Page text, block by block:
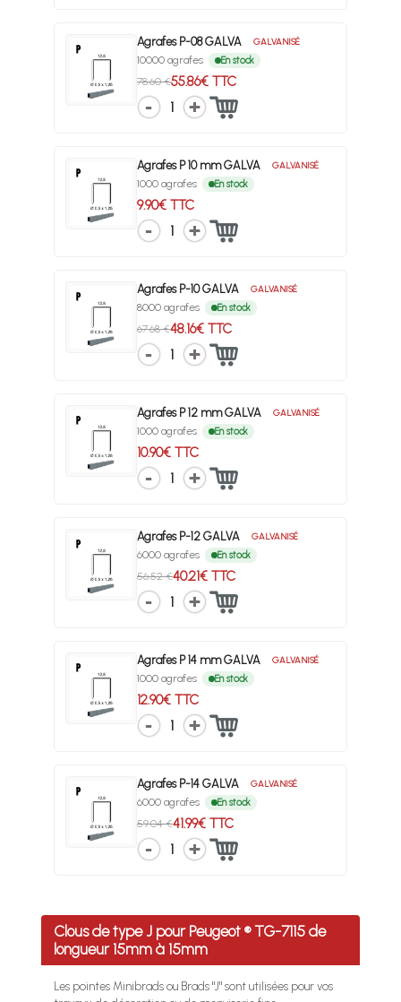
Agrafes P-08 GALVA GALVANISÉ
10000 agrafes En stock
78.60 €55.86€ TTC
1
Agrafes P 10 mm GALVA GALVANISÉ
1000 agrafes En stock
9.90€ TTC
1
Agrafes P-10 GALVA GALVANISÉ
8000 agrafes En stock
67.68 €48.16€ TTC
1
Agrafes P 12 mm GALVA GALVANISÉ
1000 agrafes En stock
10.90€ TTC
1
Agrafes P-12 GALVA GALVANISÉ
6000 agrafes En stock
56.52 €40.21€ TTC
1
Agrafes P 14 mm GALVA GALVANISÉ
1000 agrafes En stock
12.90€ TTC
1
Agrafes P-14 GALVA GALVANISÉ
6000 agrafes En stock
59.04 €41.99€ TTC
1
Clous de type J pour Peugeot ® TG-7115 de
longueur 15mm à 15mm
Les pointes Minibrads ou Brads "J" sont utilisées pour vos